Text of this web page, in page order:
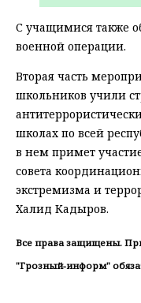
С учащимися также
военной операции.
Вторая часть
школьников учили
школах по всей
в нем примет
совета
экстремизма и
Халид Кадыров.
Все права защищены.
"Грозный-информ"